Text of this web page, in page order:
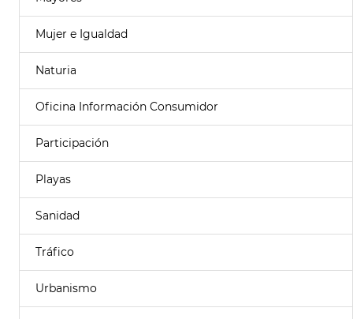
Mujer e Igualdad
Naturia
Oficina Información Consumidor
Participación
Playas
Sanidad
Tráfico
Urbanismo